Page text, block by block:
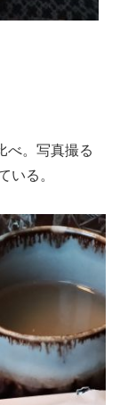
べ。写真撮る
いる。